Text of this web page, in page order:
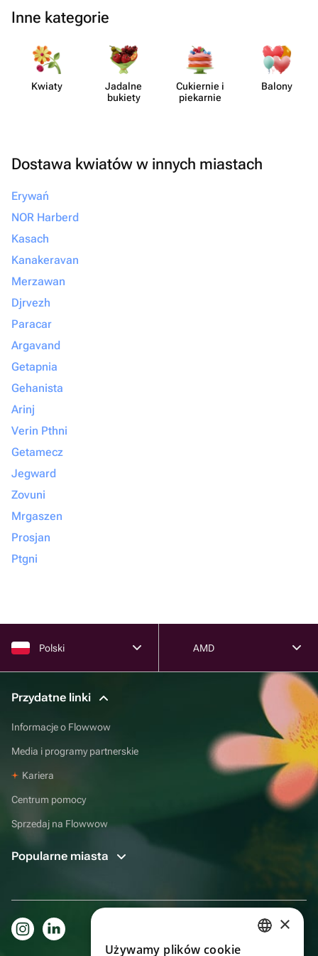
Inne kategorie
Kwiaty
Jadalne
bukiety
Cukiernie i
piekarnie
Balony
Dostawa kwiatów w innych miastach
Erywań
NOR Harberd
Kasach
Kanakeravan
Merzawan
Djrvezh
Paracar
Argavand
Getapnia
Gehanista
Arinj
Verin Pthni
Getamecz
Jegward
Zovuni
Mrgaszen
Prosjan
Ptgni
Polski AMD
Przydatne linki
Informacje o Flowwow
Media i programy partnerskie
Kariera
Centrum pomocy
Sprzedaj na Flowwow
Popularne miasta
×
Używamy plików cookie